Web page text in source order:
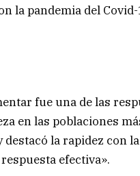
la pandemia del
fue una de las
en las poblaciones
la rapidez con
efectiva».